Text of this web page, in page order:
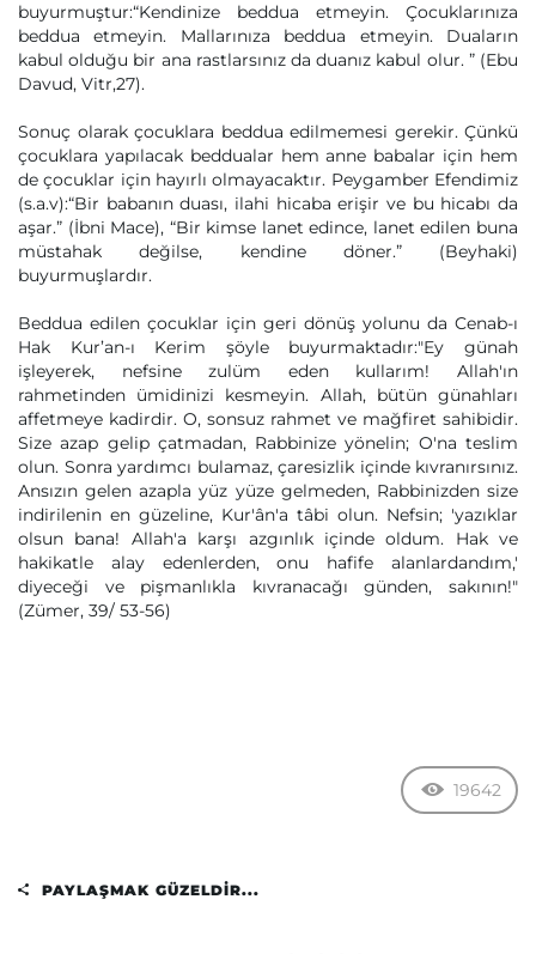
buyurmuştur:“Kendinize beddua etmeyin. Çocuklarınıza
beddua etmeyin. Mallarınıza beddua etmeyin. Duaların
kabul olduğu bir ana rastlarsınız da duanız kabul olur. ” (Ebu
Davud, Vitr,27).
Sonuç olarak çocuklara beddua edilmemesi gerekir. Çünkü
çocuklara yapılacak beddualar hem anne babalar için hem
de çocuklar için hayırlı olmayacaktır. Peygamber Efendimiz
(s.a.v):“Bir babanın duası, ilahi hicaba erişir ve bu hicabı da
aşar.” (İbni Mace), “Bir kimse lanet edince, lanet edilen buna
müstahak değilse, kendine döner.” (Beyhaki)
buyurmuşlardır.
Beddua edilen çocuklar için geri dönüş yolunu da Cenab-ı
Hak Kur’an-ı Kerim şöyle buyurmaktadır:"Ey günah
işleyerek, nefsine zulüm eden kullarım! Allah'ın
rahmetinden ümidinizi kesmeyin. Allah, bütün günahları
affetmeye kadirdir. O, sonsuz rahmet ve mağfiret sahibidir.
Size azap gelip çatmadan, Rabbinize yönelin; O'na teslim
olun. Sonra yardımcı bulamaz, çaresizlik içinde kıvranırsınız.
Ansızın gelen azapla yüz yüze gelmeden, Rabbinizden size
indirilenin en güzeline, Kur'ân'a tâbi olun. Nefsin; 'yazıklar
olsun bana! Allah'a karşı azgınlık içinde oldum. Hak ve
hakikatle alay edenlerden, onu hafife alanlardandım,'
diyeceği ve pişmanlıkla kıvranacağı günden, sakının!"
(Zümer, 39/ 53-56)
19642
PAYLAŞMAK GÜZELDIR...